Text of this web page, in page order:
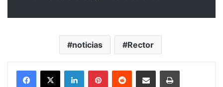
noticias Rector
LinkedInPinterestReddit Share via Email Print